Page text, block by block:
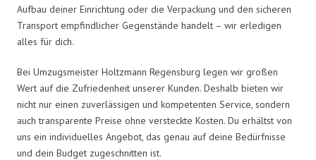
Aufbau deiner Einrichtung oder die Verpackung und den sicheren
Transport empfindlicher Gegenstände handelt – wir erledigen
alles für dich.
Bei Umzugsmeister Holtzmann Regensburg legen wir großen
Wert auf die Zufriedenheit unserer Kunden. Deshalb bieten wir
nicht nur einen zuverlässigen und kompetenten Service, sondern
auch transparente Preise ohne versteckte Kosten. Du erhältst von
uns ein individuelles Angebot, das genau auf deine Bedürfnisse
und dein Budget zugeschnitten ist.